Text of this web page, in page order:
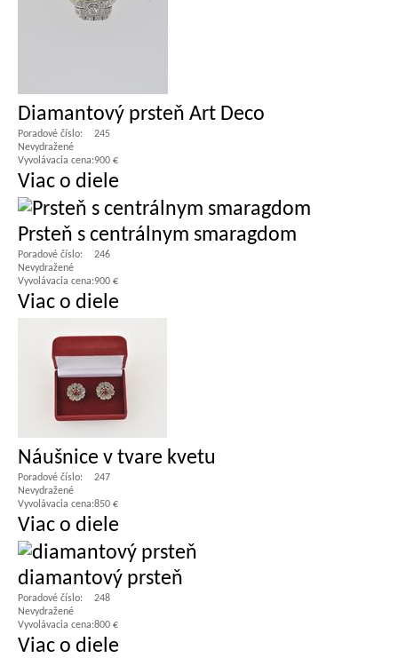
Diamantový prsteň Art Deco
Poradové číslo:
245
Nevydražené
Vyvolávacia cena:900 €
Viac o diele
Prsteň s centrálnym smaragdom
Poradové číslo:
246
Nevydražené
Vyvolávacia cena:900 €
Viac o diele
Náušnice v tvare kvetu
Poradové číslo:
247
Nevydražené
Vyvolávacia cena:850 €
Viac o diele
diamantový prsteň
Poradové číslo:
248
Nevydražené
Vyvolávacia cena:800 €
Viac o diele